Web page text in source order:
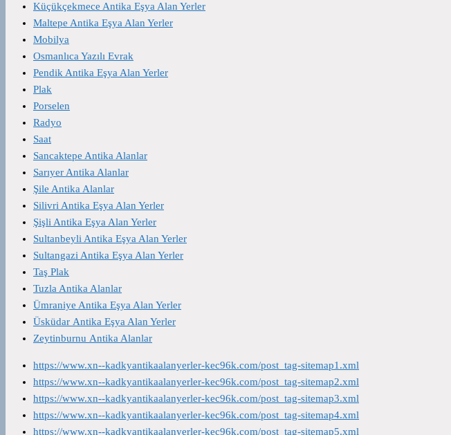
Küçükçekmece Antika Eşya Alan Yerler
Maltepe Antika Eşya Alan Yerler
Mobilya
Osmanlıca Yazılı Evrak
Pendik Antika Eşya Alan Yerler
Plak
Porselen
Radyo
Saat
Sancaktepe Antika Alanlar
Sarıyer Antika Alanlar
Şile Antika Alanlar
Silivri Antika Eşya Alan Yerler
Şişli Antika Eşya Alan Yerler
Sultanbeyli Antika Eşya Alan Yerler
Sultangazi Antika Eşya Alan Yerler
Taş Plak
Tuzla Antika Alanlar
Ümraniye Antika Eşya Alan Yerler
Üsküdar Antika Eşya Alan Yerler
Zeytinburnu Antika Alanlar
https://www.xn--kadkyantikaalanyerler-kec96k.com/post_tag-sitemap1.xml
https://www.xn--kadkyantikaalanyerler-kec96k.com/post_tag-sitemap2.xml
https://www.xn--kadkyantikaalanyerler-kec96k.com/post_tag-sitemap3.xml
https://www.xn--kadkyantikaalanyerler-kec96k.com/post_tag-sitemap4.xml
https://www.xn--kadkyantikaalanyerler-kec96k.com/post_tag-sitemap5.xml